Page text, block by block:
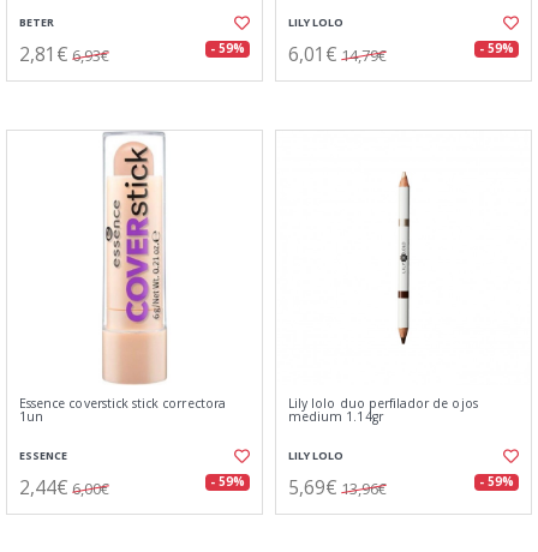
BETER
2,81€ 6,93€ - 59%
LILY LOLO
6,01€ 14,79€ - 59%
Essence coverstick stick correctora
1un
ESSENCE
2,44€ 6,00€ - 59%
Lily lolo duo perfilador de ojos
medium 1.14gr
LILY LOLO
5,69€ 13,96€ - 59%